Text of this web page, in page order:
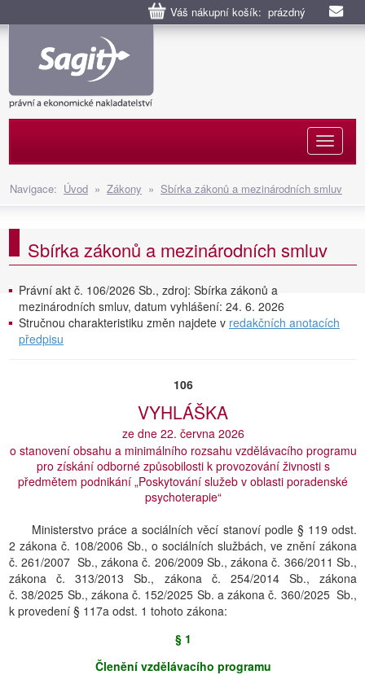
Váš nákupní košík: prázdný
Navigace: Úvod » Zákony » Sbírka zákonů a mezinárodních smluv
Sbírka zákonů a mezinárodních smluv
Právní akt č. 106/2026 Sb., zdroj: Sbírka zákonů a
mezinárodních smluv, datum vyhlášení: 24. 6. 2026
Stručnou charakteristiku změn najdete v redakčních anotacích
předpisu
106
VYHLÁŠKA
ze dne 22. června 2026
o stanovení obsahu a minimálního rozsahu vzdělávacího programu
pro získání odborné způsobilosti k provozování živnosti s
předmětem podnikání „Poskytování služeb v oblasti poradenské
psychoterapie“
Ministerstvo práce a sociálních věcí stanoví podle § 119 odst.
2 zákona č. 108/2006 Sb., o sociálních službách, ve znění zákona
č. 261/2007 Sb., zákona č. 206/2009 Sb., zákona č. 366/2011 Sb.,
zákona č. 313/2013 Sb., zákona č. 254/2014 Sb., zákona
č. 38/2025 Sb., zákona č. 152/2025 Sb. a zákona č. 360/2025 Sb.,
k provedení § 117a odst. 1 tohoto zákona:
§ 1
Členění vzdělávacího programu